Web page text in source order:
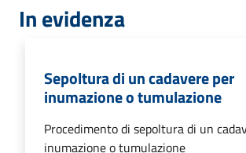
In evidenza
Sepoltura di un cadavere per
inumazione o tumulazione
Procedimento di sepoltura di un
inumazione o tumulazione